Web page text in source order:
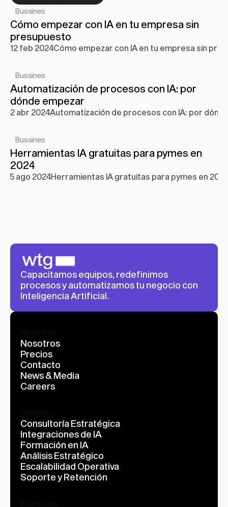
Bussines
Cómo empezar con IA en tu empresa sin
presupuesto
12 feb 2024Cómo empezar con IA en tu empresa sin
Bussines
Automatización de procesos con IA: por
dónde empezar
2 abr 2024Automatización de procesos con IA: por
Bussines
Herramientas IA gratuitas para pymes en
2024
5 ago 2024Herramientas IA gratuitas para pymes en 2024
Capacitamos equipos, redefinimos
procesos y automatizamos tu negocio con
Inteligencia Artificial.
Nosotros
Precios
Contacto
News & Media
Careers
Consultoría Estratégica
Integraciones de IA
Formación en IA
Análisis Estratégico
Escalabilidad Operativa
Soporte y Retención